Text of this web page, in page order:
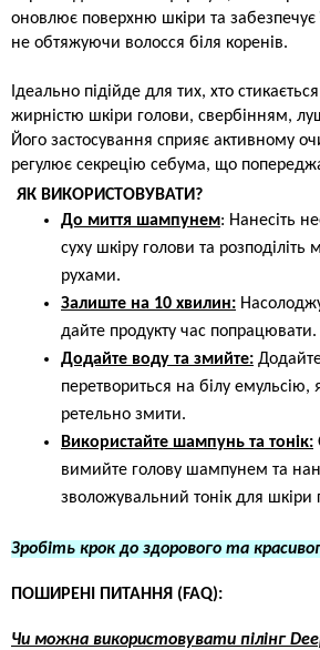
оновлює поверхню шкіри та забезпечує
не обтяжуючи волосся біля коренів.
Ідеально підійде для тих, хто
жирністю шкіри голови, свербінням,
Його застосування сприяє активному
регулює секрецію себума, що
ЯК ВИКОРИСТОВУВАТИ?
До миття шампунем: Нанесіть
суху шкіру голови та
рухами.
Залиште на 10 хвилин:
дайте продукту час попрацювати.
Додайте воду та змийте:
перетвориться на білу емульсію,
ретельно змити.
Використайте шампунь та тонік:
вимийте голову шампунем та
зволожувальний тонік для шкіри
Зробіть крок до здорового та
ПОШИРЕНІ ПИТАННЯ (FAQ):
Чи можна використовувати пілінг